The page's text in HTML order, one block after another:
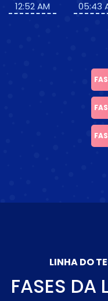
12:52 AM
05:43
LINHA DO
FASES DA